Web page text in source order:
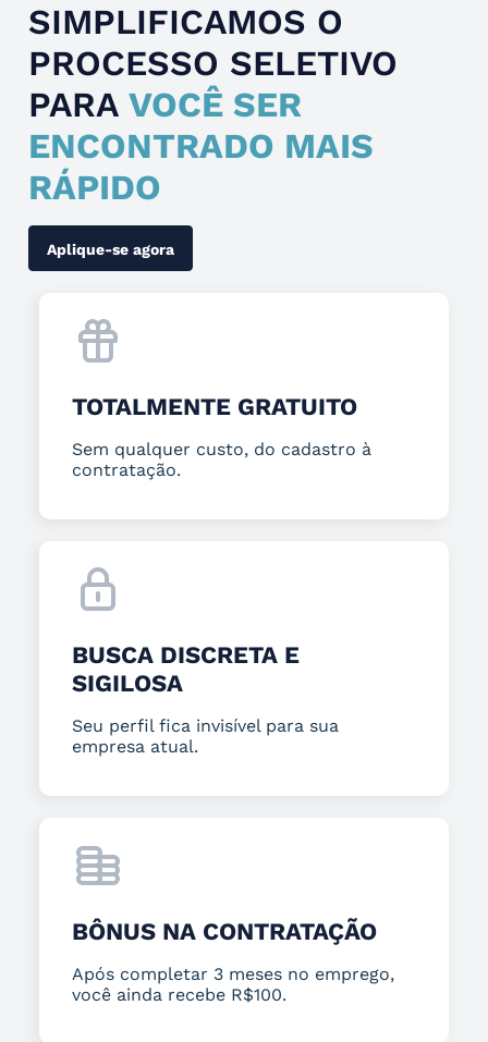
SIMPLIFICAMOS O
PROCESSO SELETIVO
PARA VOCÊ SER
ENCONTRADO MAIS
RÁPIDO
Aplique-se agora
TOTALMENTE GRATUITO
Sem qualquer custo, do cadastro à
contratação.
BUSCA DISCRETA E
SIGILOSA
Seu perfil fica invisível para sua
empresa atual.
BÔNUS NA CONTRATAÇÃO
Após completar 3 meses no emprego,
você ainda recebe R$100.